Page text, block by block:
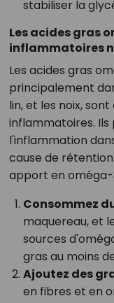
stabiliser la
Les acides gras
inflammatoires
Les acides gras
principalement
lin, et les noix,
inflammatoires. Ils
l'inflammation
cause de
apport en oméga-
Consommez
maquereau, et
sources
gras au moins
Ajoutez des
en fibres et en